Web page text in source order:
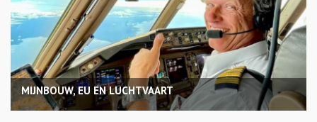
MIJNBOUW, EU EN LUCHTVAART